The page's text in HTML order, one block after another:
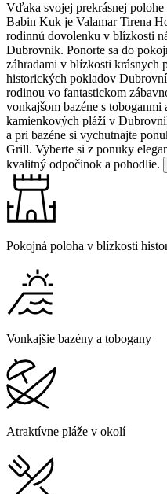
Vďaka svojej prekrásnej
Babin Kuk je Valamar Tirena
rodinnú dovolenku v blízkosti
Dubrovnik. Ponorte sa do
záhradami v blízkosti krásnych
historických pokladov
rodinou vo fantastickom
vonkajšom bazéne s
kamienkových pláží v
a pri bazéne si vychutnajte
Grill. Vyberte si z ponuky
kvalitný odpočinok a pohodlie.
Pokojná poloha v blízkosti
Vonkajšie bazény a tobogany
Atraktívne pláže v okolí